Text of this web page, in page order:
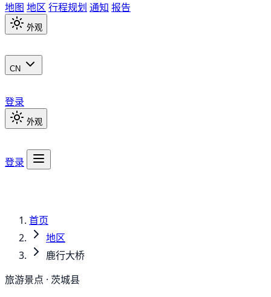
地图 地区 行程规划 通知 报告
外观
CN
登录
外观
登录
首页
地区
鹿行大桥
旅游景点 · 茨城县